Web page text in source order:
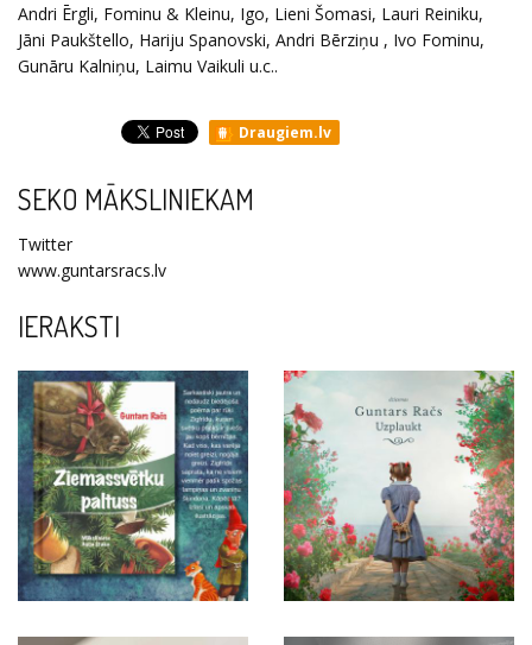
Andri Ērgli, Fominu & Kleinu, Igo, Lieni Šomasi, Lauri Reiniku,
Jāni Paukštello, Hariju Spanovski, Andri Bērziņu , Ivo Fominu,
Gunāru Kalniņu, Laimu Vaikuli u.c..
Draugiem.lv
SEKO MĀKSLINIEKAM
Twitter
www.guntarsracs.lv
IERAKSTI